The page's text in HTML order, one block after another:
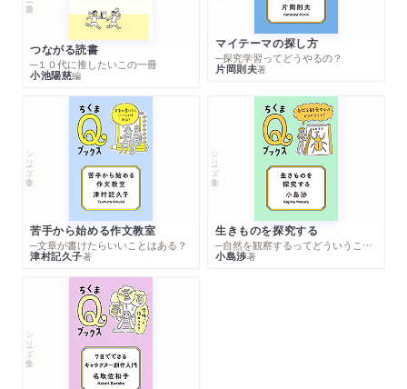
つながる読書
─１０代に推したいこの一冊
小池陽慈編
マイテーマの探し方
─探究学習ってどうやるの？
片岡則夫著
シリーズ・全集
苦手から始める作文教室
─文章が書けたらいいことはある？
津村記久子著
シリーズ・全集
生きものを探究する
─自然を観察するってどういうこと？
小島渉著
シリーズ・全集